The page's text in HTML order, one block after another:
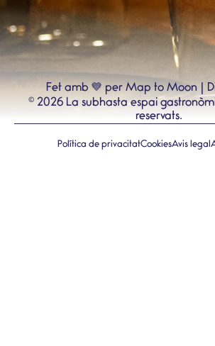
Fet amb 💙 per Map to Moon |
© 2026La subhasta espai
reservats.
Política de privacitatCookiesAvis legal